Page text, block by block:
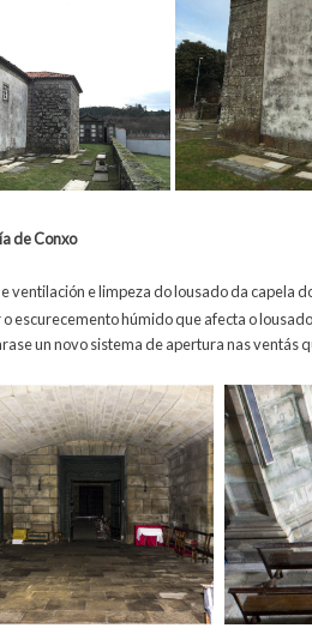
de Conxo
ventilación e limpeza do lousado da capela
o escurecemento húmido que afecta o
un novo sistema de apertura nas ventás